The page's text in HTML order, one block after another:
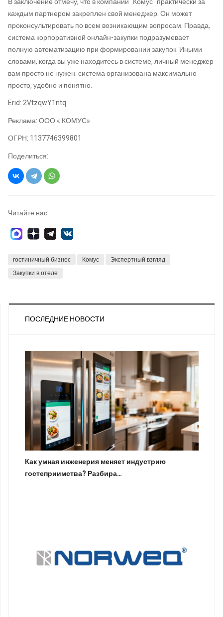
каждым партнером закреплен свой менеджер. Он может
проконсультировать по всем возникающим вопросам. Правда,
система корпоративной онлайн-закупки подразумевает
полную автоматизацию при формировании закупок. Иными
словами, когда вы уже находитесь в системе, личный менеджер
вам просто не нужен: система организована максимально
просто, удобно и понятно.
Erid: 2VtzqwY1ntq
Реклама: ООО « КОМУС»
ОГРН: 1137746399801
Поделиться:
Читайте нас:
гостиничный бизнес Комус
Экспертный взгляд
Закупки в отеле
ПОСЛЕДНИЕ НОВОСТИ
Как умная инженерия меняет индустрию
гостеприимства? Разбира…